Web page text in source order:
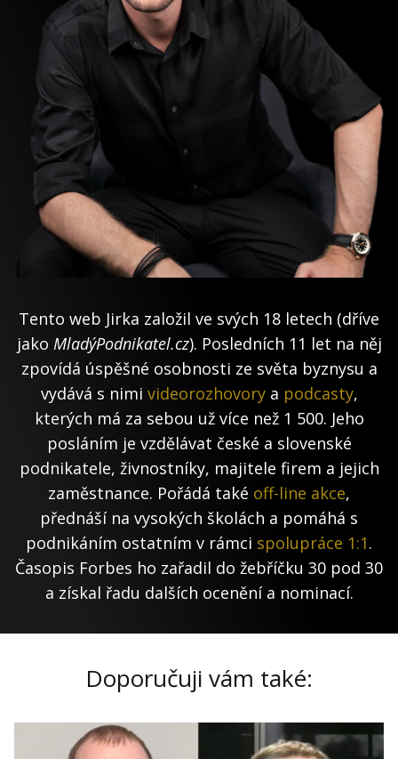
Tento web Jirka založil ve svých 18 letech (dříve
jako MladýPodnikatel.cz). Posledních 11 let na něj
zpovídá úspěšné osobnosti ze světa byznysu a
vydává s nimi videorozhovorya podcasty,
kterých má za sebou už více než 1 500. Jeho
posláním je vzdělávat české a slovenské
podnikatele, živnostníky, majitele firem a jejich
zaměstnance. Pořádá také off-line akce,
přednáší na vysokých školách a pomáhá s
podnikáním ostatním v rámci spolupráce 1:1.
Časopis Forbes ho zařadil do žebříčku 30 pod 30
a získal řadu dalších ocenění a nominací.
Doporučuji vám také: